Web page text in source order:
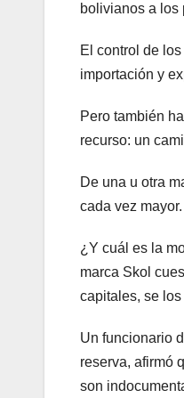
bolivianos a los
El control de
importación y
Pero también
recurso: un
De una u otra
cada vez mayor.
¿Y cuál es la
marca Skol
capitales, se
Un funcionario
reserva, afirmó
son